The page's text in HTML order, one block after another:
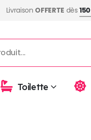
Livraison OFFERTE dès
Toilette